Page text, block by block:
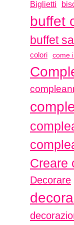
Biglietti
buffet
buffet
colori come
Creare
Decorare